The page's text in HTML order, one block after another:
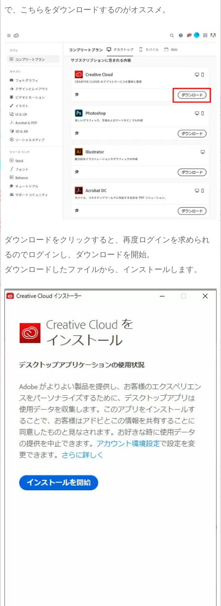
で、こちらをダウンロードするのがオススメ。
ダウンロードをクリックすると、再度ログインを求められ
るのでログインし、ダウンロードを開始。
ダウンロードしたファイルから、インストールします。